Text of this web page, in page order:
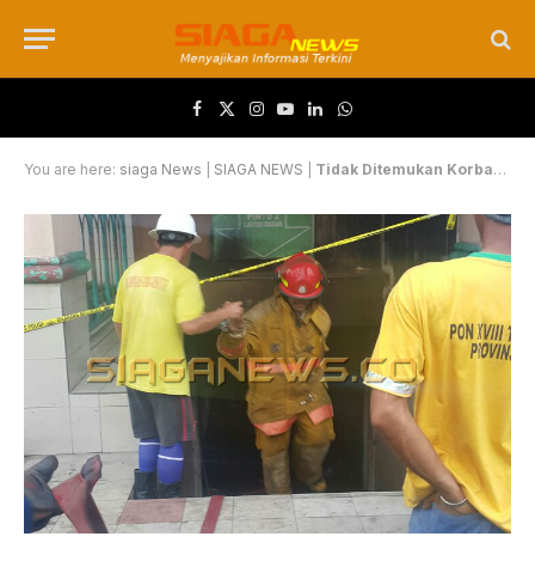
Facebook
X (Twitter)
Instagram
YouTube
LinkedInWhatsApp
You are here: siaga News SIAGA NEWS Tidak Ditemukan Korban Jiwa Di Musholla Lantai Dasar Ramayana